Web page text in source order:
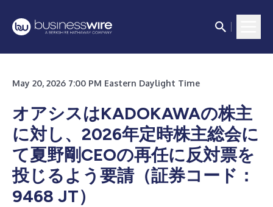
May 20, 2026 7:00 PM Eastern Daylight Time
オアシスはKADOKAWAの株主
に対し、2026年定時株主総会に
て夏野剛CEOの再任に反対票を
投じるよう要請（証券コード：
9468 JT）